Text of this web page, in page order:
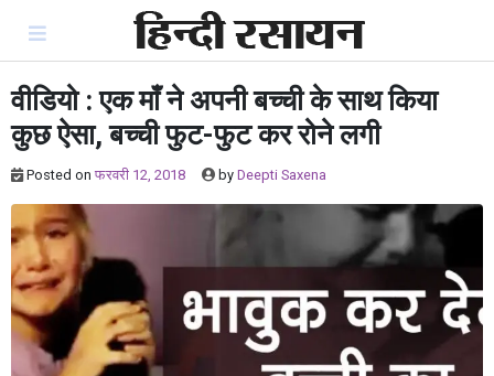
content
वीडियो : एक माँ ने अपनी बच्ची के साथ किया
कुछ ऐसा, बच्ची फुट-फुट कर रोने लगी
Posted on फरवरी 12, 2018 by Deepti Saxena